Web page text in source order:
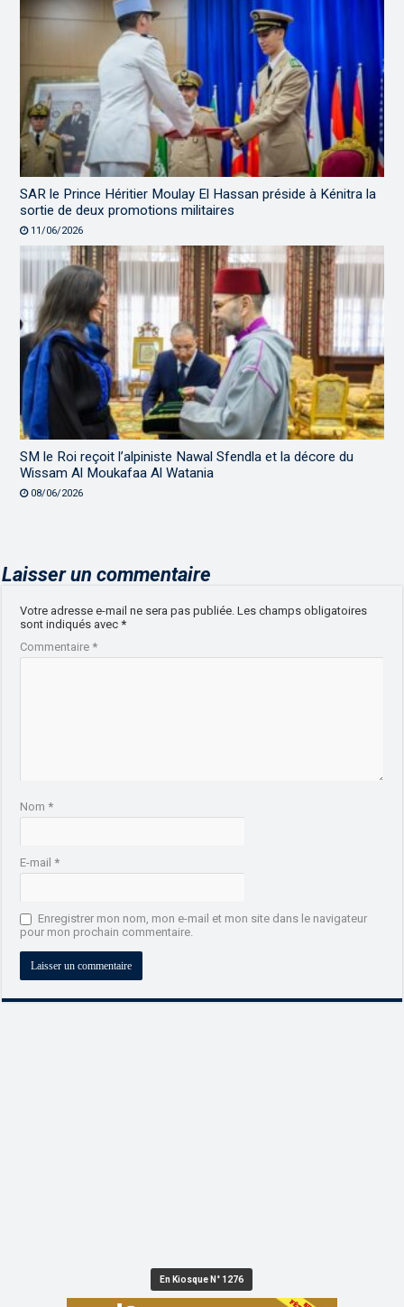
SAR le Prince Héritier Moulay El Hassan préside à Kénitra la
sortie de deux promotions militaires
11/06/2026
SM le Roi reçoit l’alpiniste Nawal Sfendla et la décore du
Wissam Al Moukafaa Al Watania
08/06/2026
Laisser un commentaire
Votre adresse e-mail ne sera pas publiée. Les champs obligatoires
sont indiqués avec*
Commentaire*
Nom*
E-mail*
Enregistrer mon nom, mon e-mail et mon site dans le navigateur
pour mon prochain commentaire.
En Kiosque N° 1276